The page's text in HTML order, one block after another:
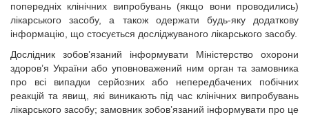
попередніх клінічних випробувань (якщо вони проводились)
лікарського засобу, а також одержати будь-яку додаткову
інформацію, що стосується досліджуваного лікарського засобу.
Дослідник зобов’язаний інформувати Міністерство охорони
здоров’я України або уповноважений ним орган та замовника
про всі випадки серйозних або непередбачених побічних
реакцій та явищ, які виникають під час клінічних випробувань
лікарського засобу; замовник зобов’язаний інформувати про це